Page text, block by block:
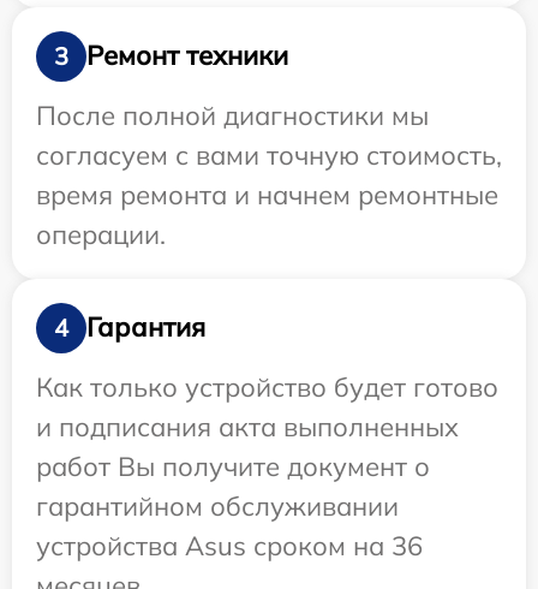
3
Ремонт техники
После полной диагностики мы
согласуем с вами точную стоимость,
время ремонта и начнем ремонтные
операции.
4
Гарантия
Как только устройство будет готово
и подписания акта выполненных
работ Вы получите документ о
гарантийном обслуживании
устройства Asus сроком на 36